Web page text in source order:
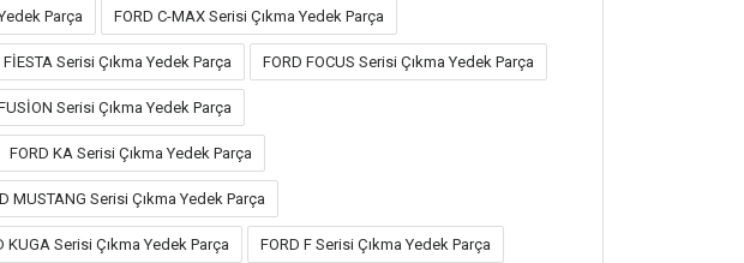
Parça FORD C-MAX Serisi Çıkma Yedek Parça
FİESTA Serisi Çıkma Yedek Parça FORD FOCUS Serisi Çıkma Yedek Parça
Serisi Çıkma Yedek Parça
FORD KA Serisi Çıkma Yedek Parça
MUSTANG Serisi Çıkma Yedek Parça
KUGA Serisi Çıkma Yedek Parça FORD F Serisi Çıkma Yedek Parça